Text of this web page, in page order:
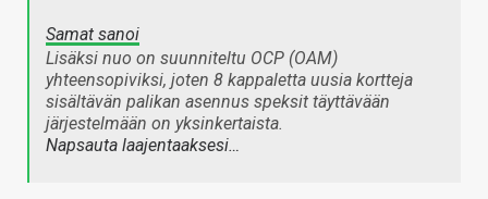
Samat sanoi
Lisäksi nuo on suunniteltu OCP (OAM)
yhteensopiviksi, joten 8 kappaletta uusia kortteja
sisältävän palikan asennus speksit täyttävään
järjestelmään on yksinkertaista.
Napsauta laajentaaksesi…